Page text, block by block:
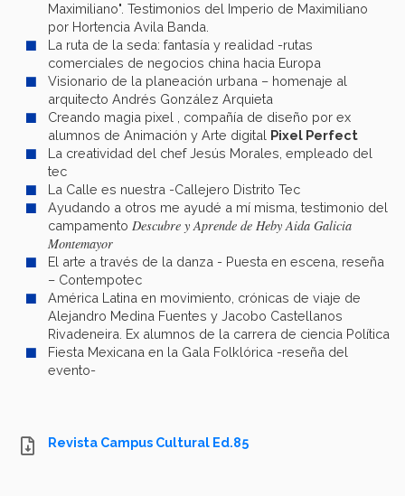
Maximiliano". Testimonios del Imperio de Maximiliano
por Hortencia Avila Banda.
La ruta de la seda: fantasía y realidad -rutas
comerciales de negocios china hacia Europa
Visionario de la planeación urbana – homenaje al
arquitecto Andrés González Arquieta
Creando magia pixel , compañía de diseño por ex
alumnos de Animación y Arte digital Pixel Perfect
La creatividad del chef Jesús Morales, empleado del
tec
La Calle es nuestra -Callejero Distrito Tec
Ayudando a otros me ayudé a mí misma, testimonio del
campamento Descubre y Aprende de Heby Aida Galicia
Montemayor
El arte a través de la danza - Puesta en escena, reseña
– Contempotec
América Latina en movimiento, crónicas de viaje de
Alejandro Medina Fuentes y Jacobo Castellanos
Rivadeneira. Ex alumnos de la carrera de ciencia Política
Fiesta Mexicana en la Gala Folklórica -reseña del
evento-
Revista Campus Cultural Ed.85